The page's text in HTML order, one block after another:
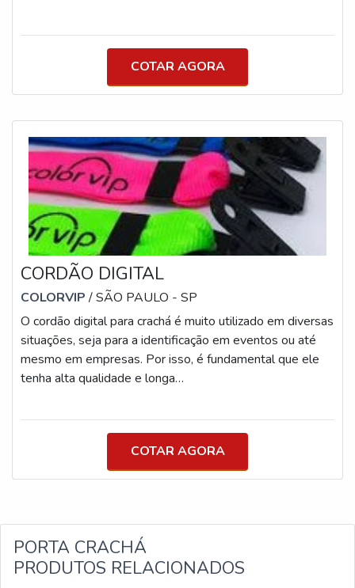
CRACHÁ Além disso, o material utilizado para a
confecção do artefato permite que ele seja
personalizado, por isso, é sempre muito utilizado por
empresas e até mesmo em feiras de eventos. Um pouco
COTAR AGORA
CORDÃO DIGITAL
COLORVIP/ SÃO PAULO - SP
O cordão digital para crachá é muito utilizado em diversas
situações, seja para a identificação em eventos ou até
mesmo em empresas. Por isso, é fundamental que ele
tenha alta qualidade e longa
mercado disponibiliza diversas opções do acessório,
como o de tecido, que é passível de personalização e
pode receber a logomarca da empresa solicitante. Isso
porque ele o cordão é submetido à impressão digital e
COTAR AGORA
PORTA CRACHÁ
PRODUTOS RELACIONADOS